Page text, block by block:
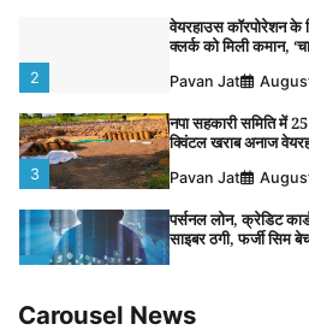
2
वेयरहाउस कॉरपोरेशन
क्लर्क को मिली कमान,
Pavan Jat
3
नपा सहकारी समिति में
क्विंटल खराब अनाज
Pavan Jat
4
पर्सनल लोन, क्रेडिट
साइबर ठगी, फर्जी सिम
विशेष प्रवर्तन अभियान में
Carousel News